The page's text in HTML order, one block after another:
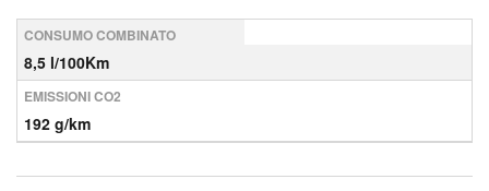
CONSUMO COMBINATO
8,5 l/100Km
EMISSIONI CO2
192 g/km